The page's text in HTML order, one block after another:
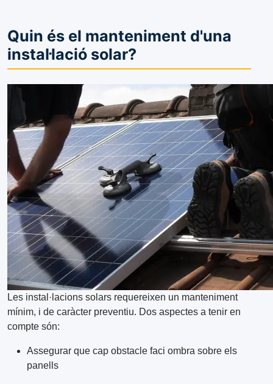
Quin és el manteniment d'una
instal·lació solar?
Les instal·lacions solars requereixen un manteniment
mínim, i de caràcter preventiu. Dos aspectes a tenir en
compte són:
Assegurar que cap obstacle faci ombra sobre els
panells